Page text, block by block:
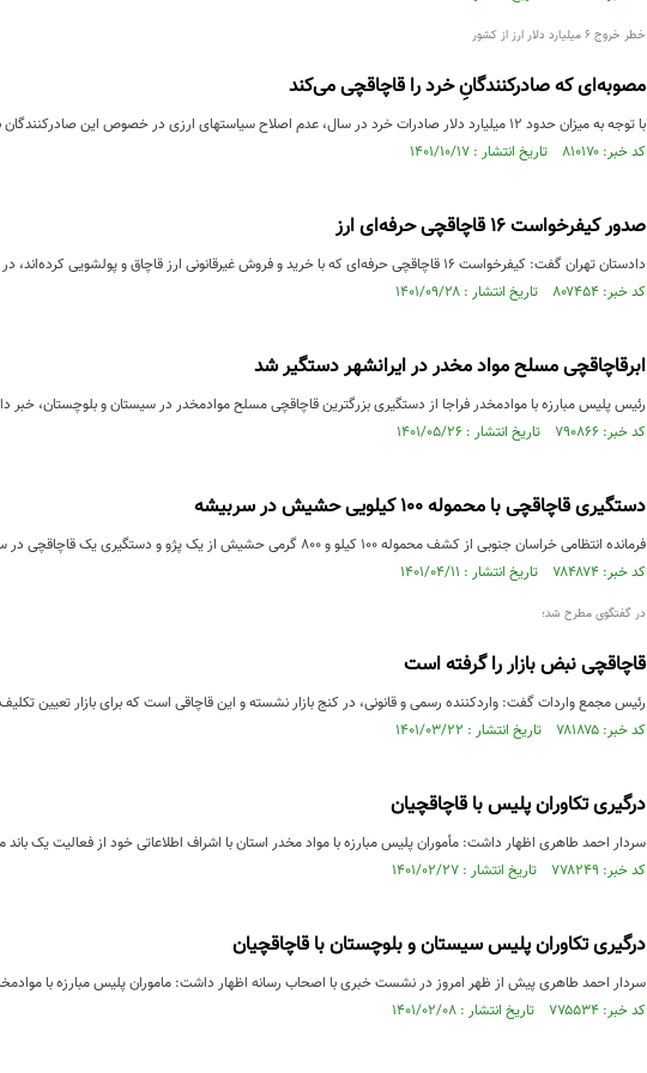
خطر خروج ۶ میلیارد دلار ارز از کشور
مصوبه‌ای که صادرکنندگانِ خرد را قاچاقچی می‌کند
با توجه به میزان حدود ۱۲ میلیارد دلار صادرات خرد در سال، عدم اصلاح سیاستهای ارزی در خصوص این صادرکنندگان باعث خواهد شد که بیش از ....
کد خبر: ۸۱۰۱۷۰ تاریخ انتشار : ۱۴۰۱/۱۰/۱۷
صدور کیفرخواست ۱۶ قاچاقچی حرفه‌ای ارز
دادستان تهران گفت: کیفرخواست ۱۶ قاچاقچی حرفه‌ای که با خرید و فروش غیرقانونی ارز قاچاق و پولشویی کرده‌اند، در دادسرای جرایم اقتصادی صادر شد.
کد خبر: ۸۰۷۴۵۴ تاریخ انتشار : ۱۴۰۱/۰۹/۲۸
ابرقاچاقچی مسلح مواد مخدر در ایرانشهر دستگیر شد
رئیس پلیس مبارزه با موادمخدر فراجا از دستگیری بزرگترین قاچاقچی مسلح موادمخدر در سیستان و بلوچستان، خبر
کد خبر: ۷۹۰۸۶۶ تاریخ انتشار : ۱۴۰۱/۰۵/۲۶
دستگیری قاچاقچی با محموله ۱۰۰ کیلویی حشیش در سربیشه
فرمانده انتظامی خراسان جنوبی از کشف محموله ۱۰۰ کیلو و ۸۰۰ گرمی حشیش از یک پژو و دستگیری یک قاچاقچی در سربیشه خبر داد.
کد خبر: ۷۸۴۸۷۴ تاریخ انتشار : ۱۴۰۱/۰۴/۱۱
در گفتگوی مطرح شد؛
قاچاقچی نبض بازار را گرفته است
رئیس مجمع واردات گفت: واردکننده رسمی و قانونی، در کنج بازار نشسته و این قاچاقی است که برای بازار تعیین
کد خبر: ۷۸۱۸۷۵ تاریخ انتشار : ۱۴۰۱/۰۳/۲۲
درگیری تکاوران پلیس با قاچاقچیان
سردار احمد طاهری اظهار داشت: مأموران پلیس مبارزه با مواد مخدر استان با اشراف اطلاعاتی خود از فعالیت یک
کد خبر: ۷۷۸۲۴۹ تاریخ انتشار : ۱۴۰۱/۰۲/۲۷
درگیری تکاوران پلیس سیستان و بلوچستان با قاچاقچیان
سردار احمد طاهری پیش از ظهر امروز در نشست خبری با اصحاب رسانه اظهار داشت: ماموران پلیس مبارزه با
کد خبر: ۷۷۵۵۳۴ تاریخ انتشار : ۱۴۰۱/۰۲/۰۸